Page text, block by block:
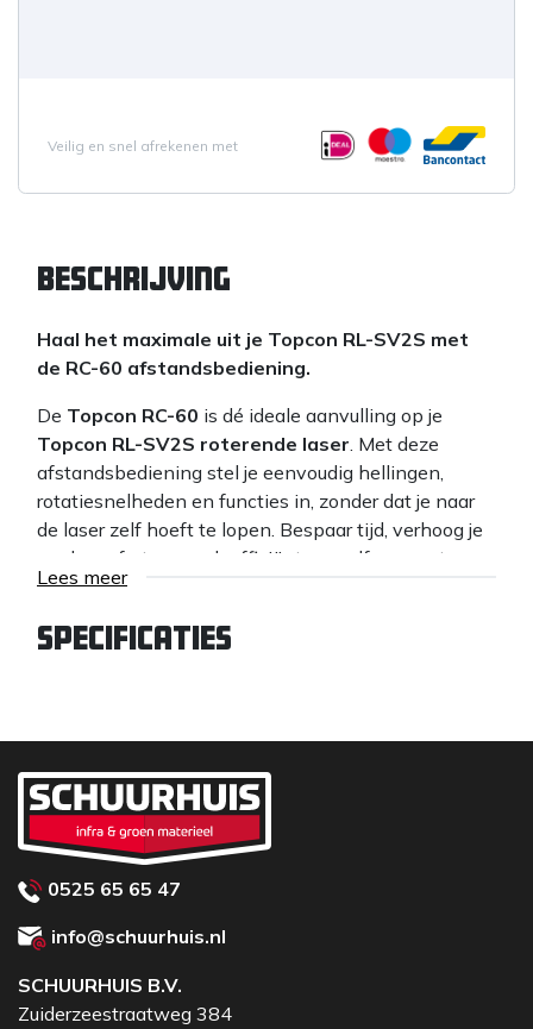
Veilig en snel afrekenen met
Beschrijving
Haal het maximale uit je Topcon RL-SV2S met
de RC-60 afstandsbediening.
De Topcon RC-60 is dé ideale aanvulling op je
Topcon RL-SV2S roterende laser. Met deze
afstandsbediening stel je eenvoudig hellingen,
rotatiesnelheden en functies in, zonder dat je naar
de laser zelf hoeft te lopen. Bespaar tijd, verhoog je
werkcomfort en werk efficiënter – zelfs op grotere
afstanden.
Belangrijkste kenmerken:
✅Gebruiksvriendelijk
intuïtieve bediening.
✅Bespaar tijd & energie
nivelleren.
Of je nu werkt aan funderingen, hellingen of
algemene bouwtoepassingen – de Topcon RC-60
maakt je werk
Lees meer
Specificaties
0525 65 65 47
info@schuurhuis.nl
SCHUURHUIS B.V.
Zuiderzeestraatweg 384